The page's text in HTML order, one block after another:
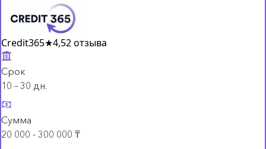
Credit365★4,52 отзыва
Срок
10 – 30 дн.
Сумма
20 000 - 300 000 ₸